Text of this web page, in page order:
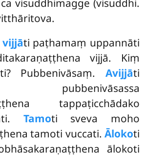
visuddhimagge (visuddhi.
ti paṭhamaṃ uppannāti
vijjā. Kiṃ
Pubbenivāsaṃ. Avijjāti
tappaṭicchādako
Tamoti sveva moho
tamoti vuccati. Ālokoti
ālokoti